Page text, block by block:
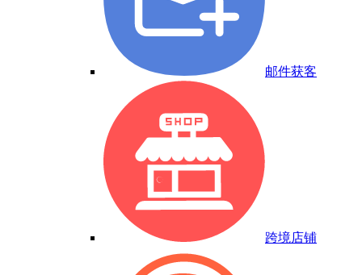
邮件获客
跨境店铺